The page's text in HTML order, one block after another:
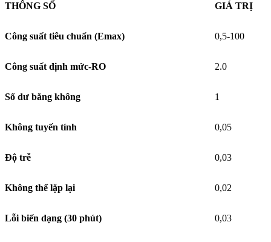
THÔNG SỐ GIÁ TRỊ
Công suất tiêu chuẩn (Emax) 0,5-100
Công suất định mức-RO 2.0
Số dư bằng không 1
Không tuyến tính 0,05
Độ trễ 0,03
Không thể lặp lại 0,02
Lỗi biến dạng (30 phút) 0,03